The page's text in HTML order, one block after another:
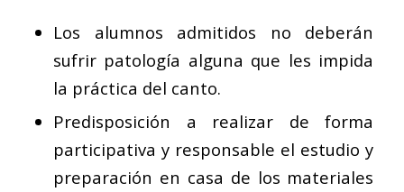
Los alumnos admitidos no deberán
sufrir patología alguna que les impida
la práctica del canto.
Predisposición a realizar de forma
participativa y responsable el estudio y
preparación en casa de los materiales